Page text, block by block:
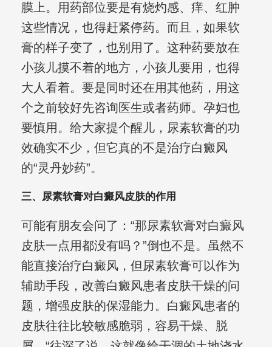
膜上。用药部位要是有烧灼感、痒、红肿
这些情况，也得赶紧停药。而且，如果软
膏的样子变了，也别用了。这种药要放在
小孩儿摸不着的地方，小孩儿要用，也得
大人看着。要是同时还在用其他药，用这
个之前较好先咨询医生或者药师。孕妇也
要慎用。给大家提个醒儿，尿素软膏的功
效确实不少，但它真的不是治疗白癜风
的“灵丹妙药”。
三、尿素软膏对白癜风皮肤的作用
可能有朋友会问了：“那尿素软膏对白癜风
皮肤一点用都没有吗？”倒也不是。虽然不
能直接治疗白癜风，但尿素软膏可以作为
辅助手段，改善白癜风患者皮肤干燥的问
题，增强皮肤的保湿能力。白癜风患者的
皮肤往往比较敏感脆弱，容易干燥、脱